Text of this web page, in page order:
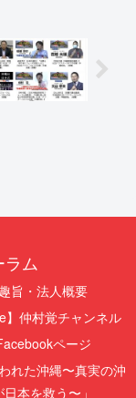
ム
旨・法人概要
】仲村覚チャンネル
ページ
れた沖縄〜真実の沖
本を救う〜」